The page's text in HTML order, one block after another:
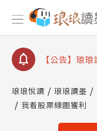
【公告】因
停部分閱讀服
【公告】琅
【公告】琅
請圖文教學
【公告】琅琅
查詢
【公告】因
琅琅悅讀 琅琅讀墨
我看股票線圖獲利